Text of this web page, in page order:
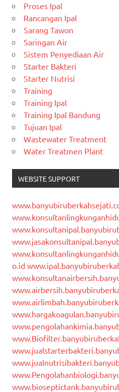
Proses Ipal
Rancangan Ipal
Sarang Tawon
Saringan Air
Sistem Penyediaan Air
Starter Bakteri
Starter Nutrisi
Training
Training Ipal
Training Ipal Bandung
Tujuan Ipal
Wastewater Treatment
Water Treatmen Plant
WEBSITE SUPPORT
o.id